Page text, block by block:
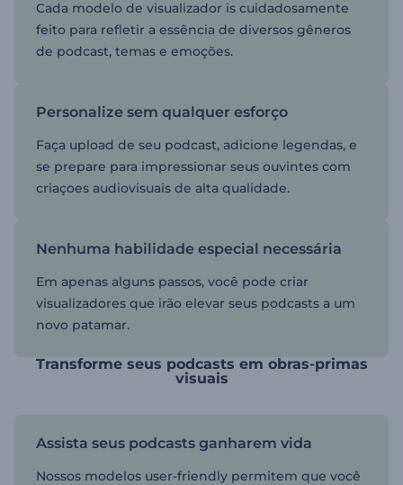
Cada modelo de visualizador is cuidadosamente
feito para refletir a essência de diversos gêneros
de podcast, temas e emoções.
Personalize sem qualquer esforço
Faça upload de seu podcast, adicione legendas, e
se prepare para impressionar seus ouvintes com
criaçoes audiovisuais de alta qualidade.
Nenhuma habilidade especial necessária
Em apenas alguns passos, você pode criar
visualizadores que irão elevar seus podcasts a um
novo patamar.
Transforme seus podcasts em obras-primas
visuais
Assista seus podcasts ganharem vida
Nossos modelos user-friendly permitem que você